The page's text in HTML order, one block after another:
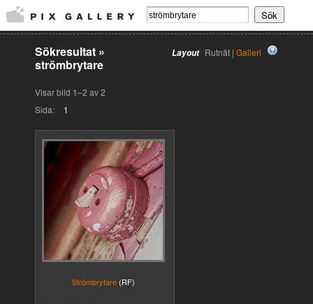
Layout Rutnät | Galleri
Sökresultat »
strömbrytare
Visar bild 1–2 av 2
Sida:
1
Strömbrytare (RF)